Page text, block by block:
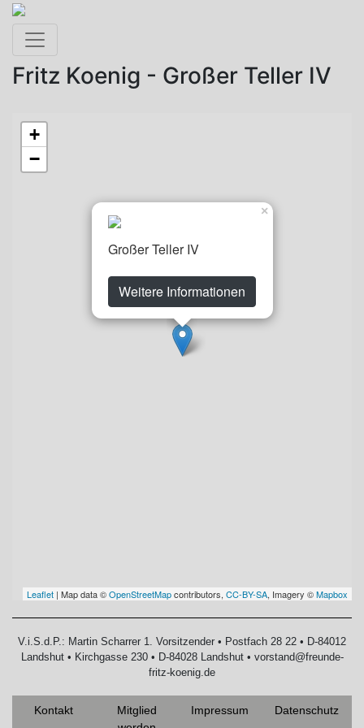
Toggle navigation
Fritz Koenig - Großer Teller IV
Großer Teller IV
Weitere Informationen
×
+
−
Leaflet | Map data ©OpenStreetMapcontributors, CC-BY-SA, Imagery ©Mapbox
V.i.S.d.P.: Martin Scharrer 1. Vorsitzender • Postfach 28 22 • D-84012
Landshut • Kirchgasse 230 • D-84028 Landshut • vorstand@freunde-
fritz-koenig.de
Kontakt
Mitglied
Impressum Datenschutz